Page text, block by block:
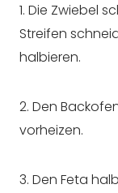
1. Die Zwiebel
Streifen
halbieren.
2. Den
vorheizen.
3. Den Feta